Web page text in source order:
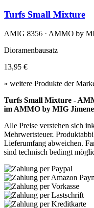
Turfs Small Mixture
AMIG 8356 · AMMO by
Dioramenbausatz
13,95 €
» weitere Produkte der
Turfs Small Mixture -
im AMMO by MIG
Alle Preise verstehen sich
Mehrwertsteuer.
Lieferumfang abweichen.
sind technisch bedingt